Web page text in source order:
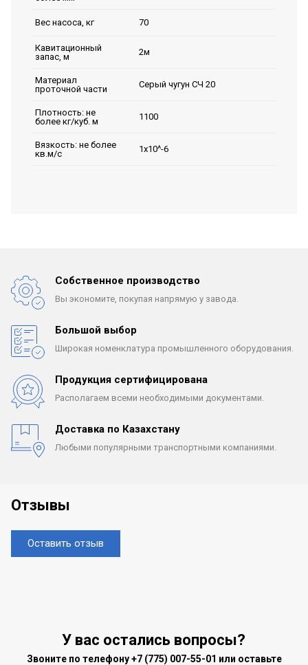
Вес насоса, кг 70
Кавитационный
запас, м
2м
Материал
проточной части
Серый чугун СЧ 20
Плотность: не
более кг/куб. м
1100
Вязкость: не более
кв.м/с
1х10^-6
Собственное производство
Вы экономите, покупая напрямую у завода.
Большой выбор
Широкая номенклатура промышленного оборудования.
Продукция сертифицирована
Располагаем всеми необходимыми документами.
Доставка по Казахстану
Любыми популярными транспортными компаниями.
Отзывы
Оставить отзыв
У вас остались вопросы?
Звоните по телефону+7 (775) 007-55-01 или оставьте